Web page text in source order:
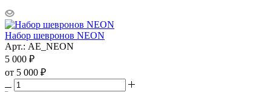
Набор шевронов NEON
Арт.: AE_NEON
5 000 ₽
от 5 000 ₽